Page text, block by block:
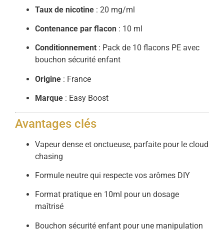
Taux de nicotine : 20 mg/ml
Contenance par flacon : 10 ml
Conditionnement : Pack de 10 flacons PE avec
bouchon sécurité enfant
Origine : France
Marque : Easy Boost
Avantages clés
Vapeur dense et onctueuse, parfaite pour le cloud
chasing
Formule neutre qui respecte vos arômes DIY
Format pratique en 10ml pour un dosage
maîtrisé
Bouchon sécurité enfant pour une manipulation